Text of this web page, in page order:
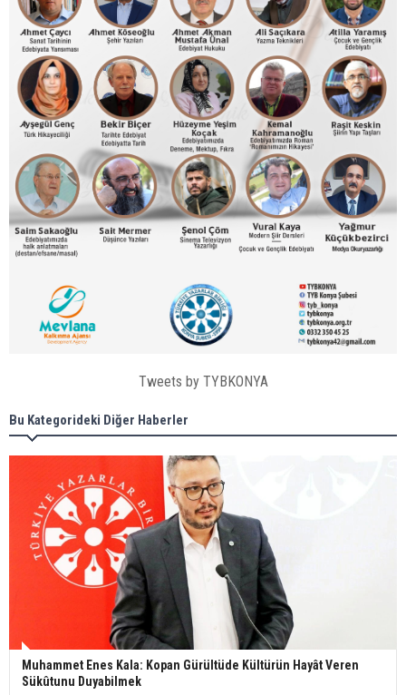
Tweets by TYBKONYA
Bu Kategorideki Diğer Haberler
Muhammet Enes Kala: Kopan Gürültüde Kültürün Hayât Veren
Sükûtunu Duyabilmek